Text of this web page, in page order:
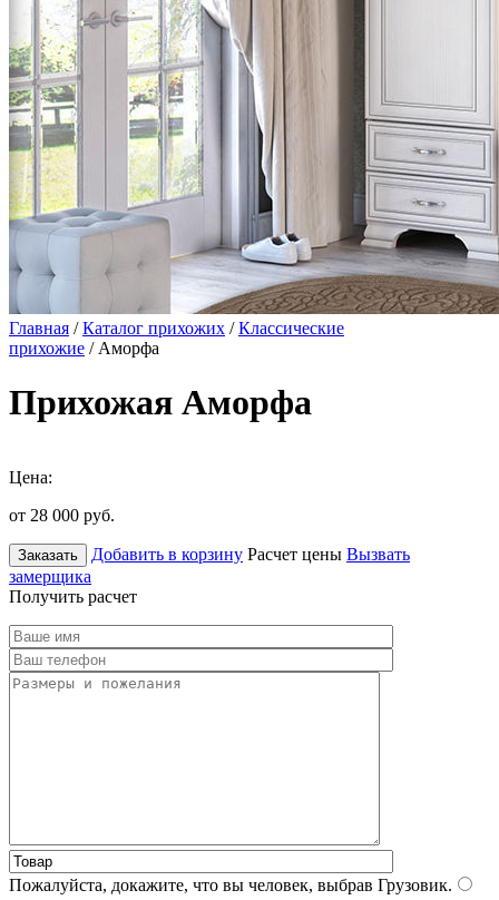
Главная /Каталог прихожих /Классические
прихожие / Аморфа
Прихожая Аморфа
Цена:
от 28 000 руб.
Заказать Добавить в корзину Расчет цены Вызвать
замерщика
Получить расчет
Пожалуйста, докажите, что вы человек, выбрав Грузовик.